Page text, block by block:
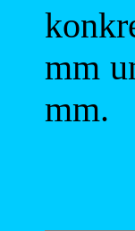
mm
mm.